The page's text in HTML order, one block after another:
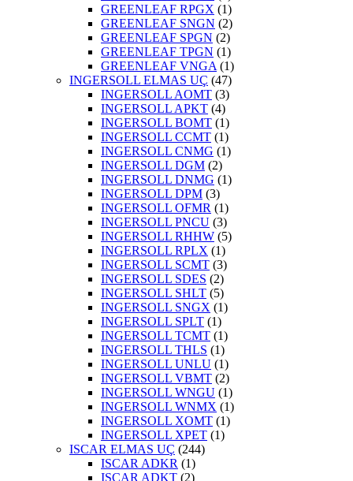
GREENLEAF RPGX (1)
GREENLEAF SNGN (2)
GREENLEAF SPGN (2)
GREENLEAF TPGN (1)
GREENLEAF VNGA (1)
INGERSOLL ELMAS UÇ (47)
INGERSOLL AOMT (3)
INGERSOLL APKT (4)
INGERSOLL BOMT (1)
INGERSOLL CCMT (1)
INGERSOLL CNMG (1)
INGERSOLL DGM (2)
INGERSOLL DNMG (1)
INGERSOLL DPM (3)
INGERSOLL OFMR (1)
INGERSOLL PNCU (3)
INGERSOLL RHHW (5)
INGERSOLL RPLX (1)
INGERSOLL SCMT (3)
INGERSOLL SDES (2)
INGERSOLL SHLT (5)
INGERSOLL SNGX (1)
INGERSOLL SPLT (1)
INGERSOLL TCMT (1)
INGERSOLL THLS (1)
INGERSOLL UNLU (1)
INGERSOLL VBMT (2)
INGERSOLL WNGU (1)
INGERSOLL WNMX (1)
INGERSOLL XOMT (1)
INGERSOLL XPET (1)
ISCAR ELMAS UÇ (244)
ISCAR ADKR (1)
ISCAR ADKT (2)